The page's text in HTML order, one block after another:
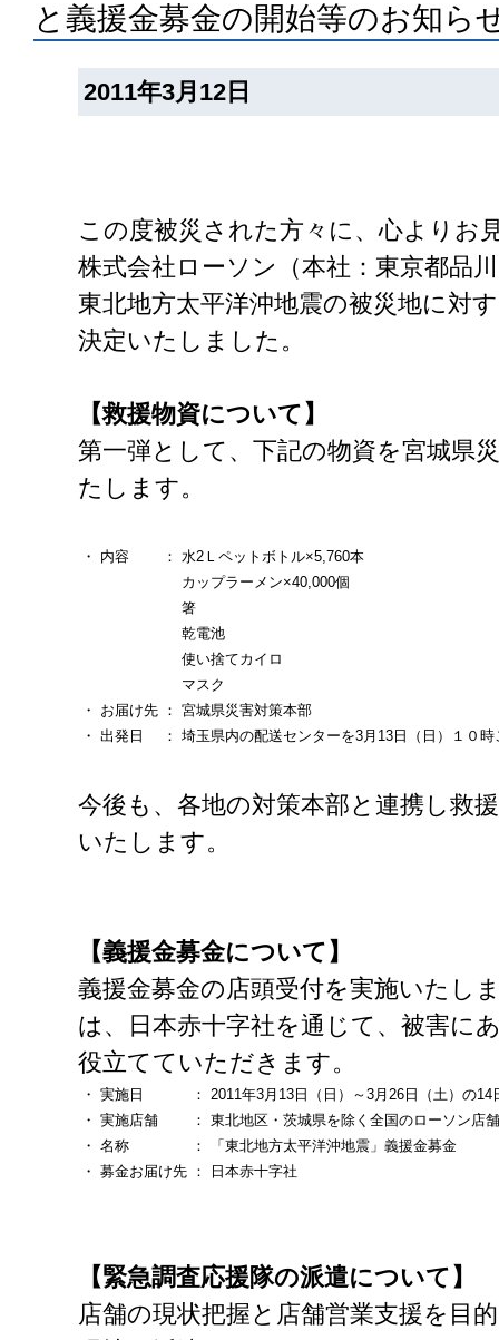
と義援金募金の開始等のお知ら
2011年3月12日
この度被災された方々に、心よりお
株式会社ローソン（本社：東京都品
東北地方太平洋沖地震の被災地に対
決定いたしました。
【救援物資について】
第一弾として、下記の物資を宮城県
たします。
・ 内容 ： 水2Ｌペットボトル×5,760本
カップラーメン×40,000個
箸
乾電池
使い捨てカイロ
マスク
・
お届け先 ： 宮城県災害対策本部
・ 出発日 ： 埼玉県内の配送センターを3月13日（日）１０時
今後も、各地の対策本部と連携し救
いたします。
【義援金募金について】
義援金募金の店頭受付を実施いたし
は、日本赤十字社を通じて、被害に
役立てていただきます。
・ 実施日 ： 2011年3月13日（日）～3月26日（土）の14
・ 実施店舗 ： 東北地区・茨城県を除く全国のローソン店
・ 名称 ：
「東北地方太平洋沖地震」義援金募金
・ 募金お届け先 ： 日本赤十字社
【緊急調査応援隊の派遣について】
店舗の現状把握と店舗営業支援を目